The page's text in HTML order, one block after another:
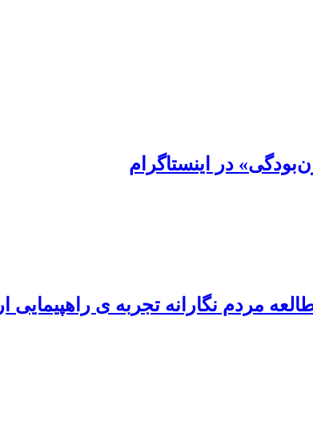
در اینستاگرام
نگارانه تجربه ی راهپیمایی